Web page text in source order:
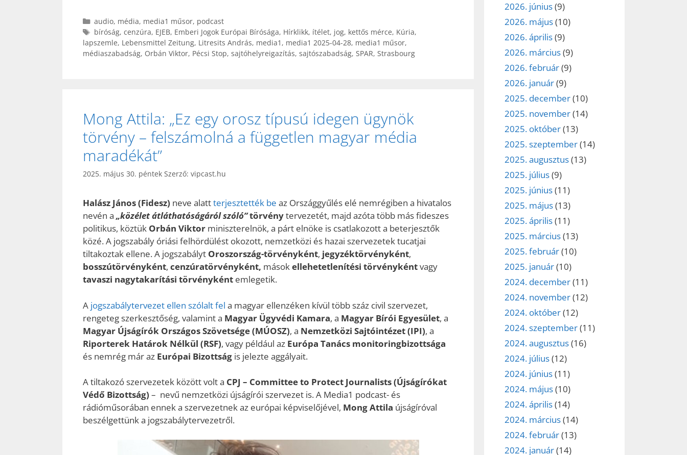
Kategória
audio, média, media1 műsor, podcast
Címkék
bíróság, cenzúra, EJEB, Emberi Jogok Európai Bírósága, Hírklikk, ítélet, jog, kettős mérce, Kúria,
lapszemle, Lebensmittel Zeitung, Litresits András, media1 , media1 2025-04-28, media1 műsor,
médiaszabadság, Orbán Viktor, Pécsi Stop, sajtóhelyreigazítás, sajtószabadság, SPAR, Strasbourg
Mong Attila: „Ez egy orosz típusú idegen ügynök
törvény – felszámolná a független magyar média
maradékát”
2025. május 30. péntek Szerző: vipcast.hu
Halász János (Fidesz) neve alattterjesztették be az Országgyűlés elé nemrégiben a hivatalos
nevén a „közélet átláthatóságáról szóló”törvénytervezetét, majd azóta több más fideszes
politikus, köztük Orbán Viktor miniszterelnök, a párt elnöke is csatlakozott a beterjesztők
közé. A jogszabály óriási felhördülést okozott, nemzetközi és hazai szervezetek tucatjai
tiltakoztak ellene. A jogszabályt Oroszország-törvényként, jegyzéktörvényként,
bosszútörvényként, cenzúratörvényként, másokellehetetlenítési törvénykéntvagy
tavaszi nagytakarítási törvényként emlegetik.
A jogszabálytervezet ellen szólalt fel a magyar ellenzéken kívül több száz civil szervezet,
rengeteg szerkesztőség, valamint a Magyar Ügyvédi Kamara, a Magyar Bírói Egyesület, a
Magyar Újságírók Országos Szövetsége (MÚOSZ), a Nemzetközi Sajtóintézet (IPI), a
Riporterek Határok Nélkül (RSF), vagy például az Európa Tanács monitoringbizottsága
és nemrég már az Európai Bizottság is jelezte aggályait.
A tiltakozó szervezetek között volt a CPJ – Committee to Protect Journalists (Újságírókat
Védő Bizottság) – nevű nemzetközi újságírói szervezet is. A Media1 podcast- és
rádióműsorában ennek a szervezetnek az európai képviselőjével, Mong Attila újságíróval
beszélgettünk a jogszabálytervezetről.
2026. június(9)
2026. május(10)
2026. április(9)
2026. március(9)
2026. február(9)
2026. január(9)
2025. december(10)
2025. november(14)
2025. október(13)
2025. szeptember(14)
2025. augusztus(13)
2025. július(9)
2025. június(11)
2025. május(13)
2025. április(11)
2025. március(13)
2025. február(10)
2025. január(10)
2024. december(11)
2024. november(12)
2024. október(12)
2024. szeptember(11)
2024. augusztus(16)
2024. július(12)
2024. június(11)
2024. május(10)
2024. április(14)
2024. március(14)
2024. február(13)
2024. január(14)